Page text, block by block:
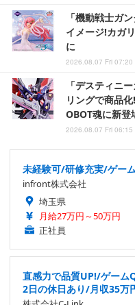
「機動戦士ガ
イメージ!カガ
に
2026.08.07 Fri 07:20
「デスティニ
リングで商品
OBOT魂に新登
2026.08.07 Fri 06:15
未経験可/研修充実/ゲー
infront株式会社
埼玉県
月給27万円～50万円
正社員
直感力で品質UP!/ゲーム
2日の休日あり/月収35万